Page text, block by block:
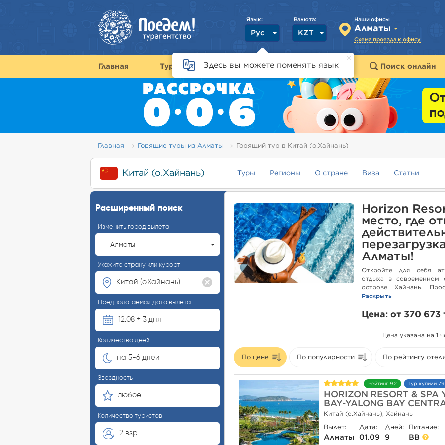
Наши офисы
Алматы
Схема проезда к офису
Валюта:
KZT
Язык:
Рус
Здесь вы можете поменять язык
Главная Туры Страны Горящие туры Поиск онлайн
Главная Горящие туры из Алматы Горящий тур в Китай (о.Хайнань)
Китай (о.Хайнань) Туры Регионы О стране Виза Статьи
Расширенный поиск
Изменить город вылета
Алматы
Укажите страну или курорт
Предполагаемая дата вылета
12.08 ± 3 дня
Количество дней
на 5-6 дней
Звёздность
любое
Количество туристов
2 взр
Horizon
место, где
Алматы!
Откройте для себя
отдыха в
острове Хайнань.
сервиса, SPA-комплекс,
Прямой вылет из
спокойного
пляжами, азиатской
• Отель 5★ с отличным
• Удобное расположение
• SPA и зоны отдыха
• Тропическая природа и
• Комфортный вылет из
Раскрыть
Цена: от 370 673
Цена указана на 1
По цене По популярности По рейтингу отеля
Рейтинг 9.2 Тур купили 79
HORIZON RESORT & SPA
BAY-YALONG BAY
Китай (о.Хайнань), Хайнань
Вылет:
Алматы
Дата:
01.09
Дней:
9
Питание:
BB